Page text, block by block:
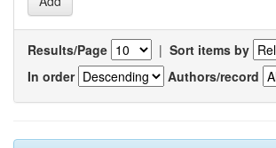
Results/Page | Sort items by
In order
Authors/record